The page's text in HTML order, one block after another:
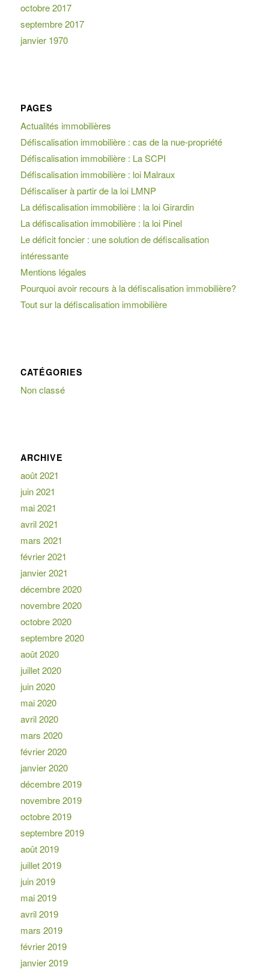
octobre 2017
septembre 2017
janvier 1970
PAGES
Actualités immobilières
Défiscalisation immobilière : cas de la nue-propriété
Défiscalisation immobilière : La SCPI
Défiscalisation immobilière : loi Malraux
Défiscaliser à partir de la loi LMNP
La défiscalisation immobilière : la loi Girardin
La défiscalisation immobilière : la loi Pinel
Le déficit foncier : une solution de défiscalisation
intéressante
Mentions légales
Pourquoi avoir recours à la défiscalisation immobilière?
Tout sur la défiscalisation immobilière
CATÉGORIES
Non classé
ARCHIVE
août 2021
juin 2021
mai 2021
avril 2021
mars 2021
février 2021
janvier 2021
décembre 2020
novembre 2020
octobre 2020
septembre 2020
août 2020
juillet 2020
juin 2020
mai 2020
avril 2020
mars 2020
février 2020
janvier 2020
décembre 2019
novembre 2019
octobre 2019
septembre 2019
août 2019
juillet 2019
juin 2019
mai 2019
avril 2019
mars 2019
février 2019
janvier 2019